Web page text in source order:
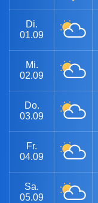
Di.
01.09
Mi.
02.09
Do.
03.09
Fr.
04.09
Sa.
05.09